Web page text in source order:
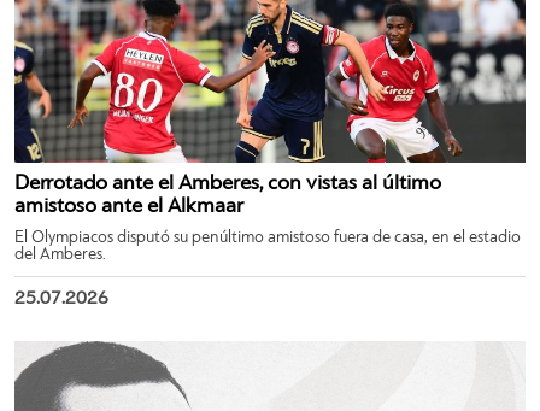
Derrotado ante el Amberes, con vistas al último
amistoso ante el Alkmaar
El Olympiacos disputó su penúltimo amistoso fuera de casa, en el estadio
del Amberes.
25.07.2026